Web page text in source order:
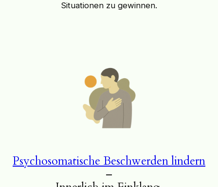
Situationen zu gewinnen.
Psychosomatische Beschwerden lindern
–